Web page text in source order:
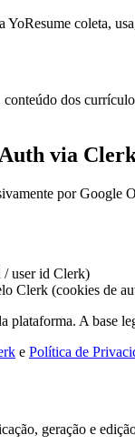
coleta,
dos
via
por Google
/ user id Clerk)
Clerk (cookies de
plataforma. A base
e Política de
geração e